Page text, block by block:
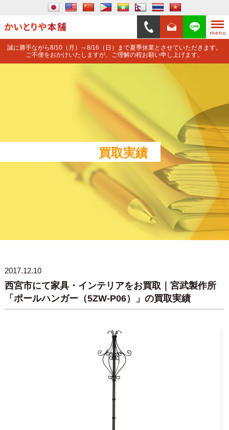
誠に勝手ながら8/10（月）～8/16（日）まで夏季休業とさせていただきます。
ご不便をおかけいたしますが、ご理解の程お願い申し上げます。
買取実績
2017.12.10
西宮市にて家具・インテリアをお買取｜宮武製作所
「ポールハンガー（5ZW-P06）」の買取実績